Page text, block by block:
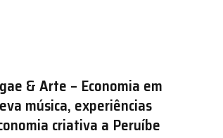
& Arte – Economia em
música, experiências
criativa a Peruíbe